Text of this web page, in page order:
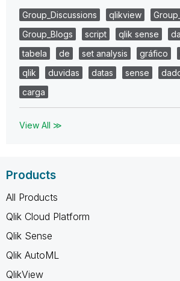
Group_Discussions qlikview
Group_Blogs
script qlik sense
tabela
de set analysis gráfico
qlik
duvidas datas sense
carga
View All ≫
Products
All Products
Qlik Cloud Platform
Qlik Sense
Qlik AutoML
QlikView